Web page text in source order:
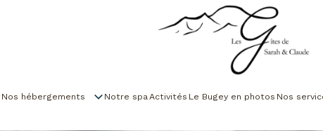
Nos hébergements Notre spaActivités Le Bugey en photos Nos